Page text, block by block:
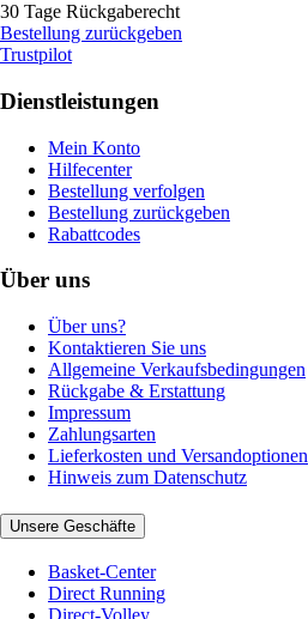
30 Tage Rückgaberecht
Bestellung zurückgeben
Trustpilot
Dienstleistungen
Mein Konto
Hilfecenter
Bestellung verfolgen
Bestellung zurückgeben
Rabattcodes
Über uns
Über uns?
Kontaktieren Sie uns
Allgemeine Verkaufsbedingungen
Rückgabe & Erstattung
Impressum
Zahlungsarten
Lieferkosten und Versandoptionen
Hinweis zum Datenschutz
Unsere Geschäfte
Basket-Center
Direct Running
Direct-Volley